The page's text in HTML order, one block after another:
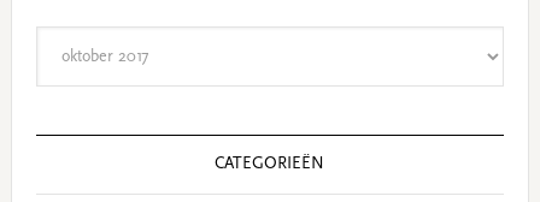
CATEGORIEËN